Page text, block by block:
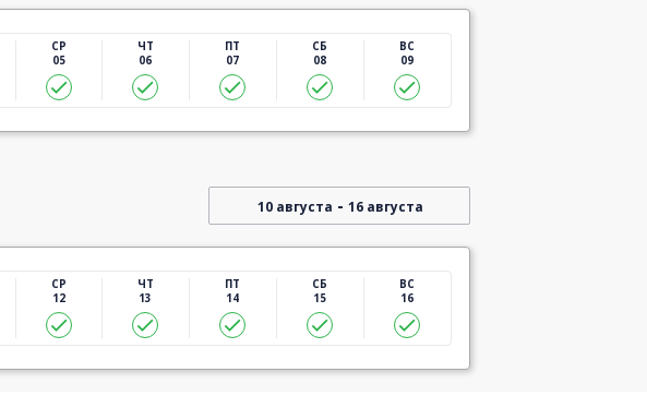
СР
05
ЧТ
06
ПТ
07
СБ
08
ВС
09
10 августа - 16 августа
СР
12
ЧТ
13
ПТ
14
СБ
15
ВС
16